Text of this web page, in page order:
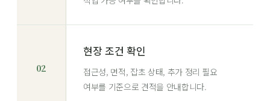
02
현장 조건 확인
접근성, 면적, 잡초 상태, 추가 정리 필요
여부를 기준으로 견적을 안내합니다.